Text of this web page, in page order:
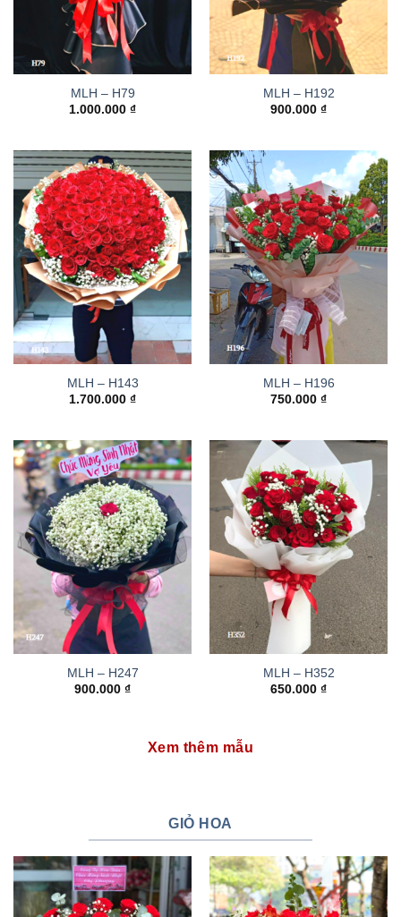
MLH – H79
1.000.000 ₫
MLH – H192
900.000 ₫
MLH – H143
1.700.000 ₫
MLH – H196
750.000 ₫
MLH – H247
900.000 ₫
MLH – H352
650.000 ₫
Xem thêm mẫu
GIỎ HOA